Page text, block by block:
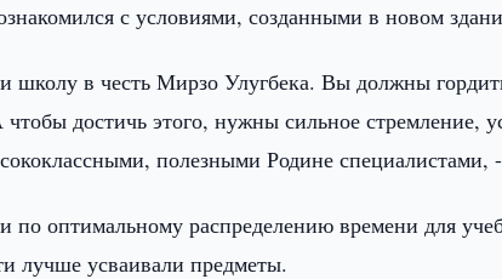
с условиями, созданными в новом
школу в честь Мирзо Улугбека. Вы должны
чтобы достичь этого, нужны сильное стремление,
полезными Родине
по оптимальному распределению времени для
лучше усваивали предметы.